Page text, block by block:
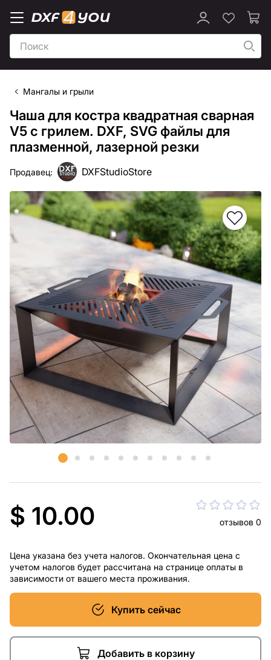
Мангалы и грыли
Чаша для костра квадратная сварная
V5 с грилем. DXF, SVG файлы для
плазменной, лазерной резки
Продавец: DXFStudioStore
$ 10.00 отзывов 0
Цена указана без учета налогов. Окончательная цена с
учетом налогов будет рассчитана на странице оплаты в
зависимости от вашего места проживания.
Купить сейчас
Добавить в корзину